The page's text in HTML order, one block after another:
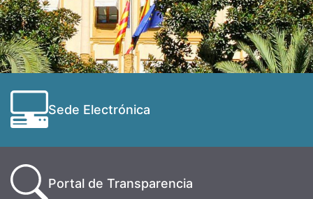
Sede Electrónica
Portal de Transparencia